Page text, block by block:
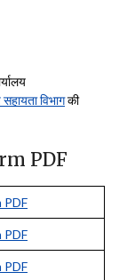
विभागकी
PDF
PDF
PDF
PDF